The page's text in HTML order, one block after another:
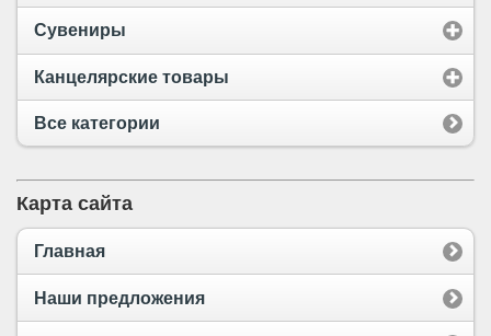
Сувениры
Канцелярские товары
Все категории
Карта сайта
Главная
Наши предложения